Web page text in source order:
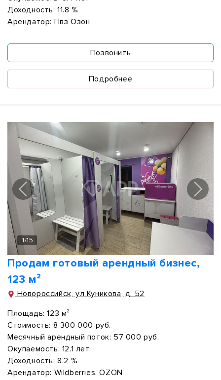
Доходность: 11.8 %
Арендатор: Пвз Озон
Позвонить
Подробнее
1/15
Продам готовый арендный бизнес,
123 м²
Новороссийск, ул Куникова, д. 52
Площадь: 123 м²
Стоимость: 8 300 000 руб.
Месячный арендный поток: 57 000 руб.
Окупаемость: 12.1 лет
Доходность: 8.2 %
Арендатор: Wildberries, OZON